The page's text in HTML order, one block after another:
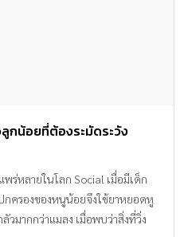
กน้อยที่ต้องระมัดระวัง
ร่หลายในโลก Social เมื่อมีเด็ก
กครองของหนูน้อยจึงใช้ยาหยอดหู
มากกว่าแมลง เมื่อพบว่าสิ่งที่วิ่ง